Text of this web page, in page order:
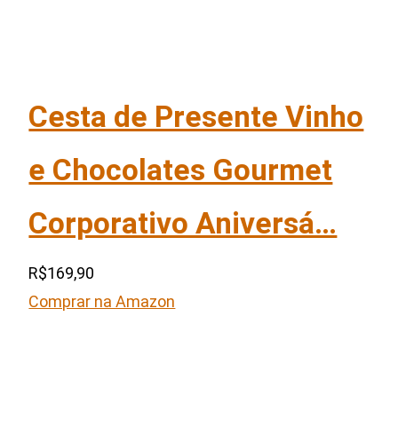
Cesta de Presente Vinho
e Chocolates Gourmet
Corporativo Aniversá…
R$169,90
Comprar na Amazon